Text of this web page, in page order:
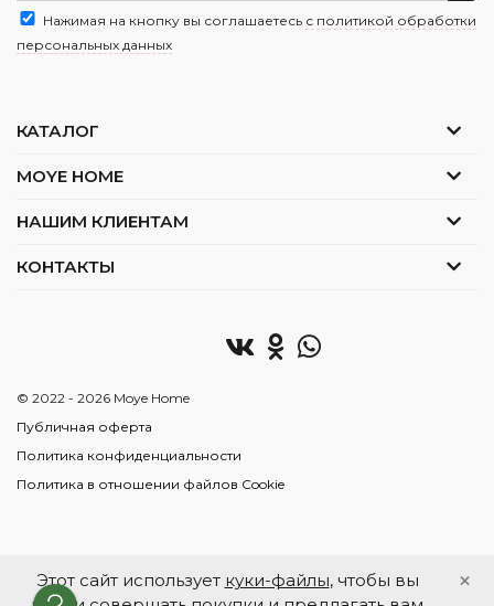
Нажимая на кнопку вы соглашаетесь с политикой обработки
персональных данных
КАТАЛОГ
MOYE HOME
НАШИМ КЛИЕНТАМ
КОНТАКТЫ
© 2022 - 2026 Moye Home
Публичная оферта
Политика конфиденциальности
Политика в отношении файлов Cookie
×
Этот сайт использует куки-файлы, чтобы вы